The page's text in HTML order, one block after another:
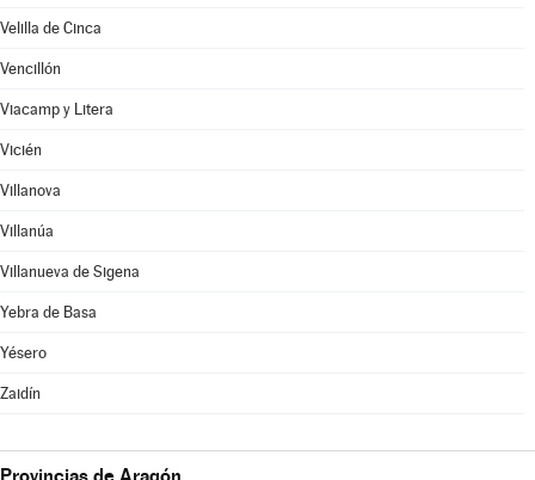
Velilla de Cinca
Vencillón
Viacamp y Litera
Vicién
Villanova
Villanúa
Villanueva de Sigena
Yebra de Basa
Yésero
Zaidín